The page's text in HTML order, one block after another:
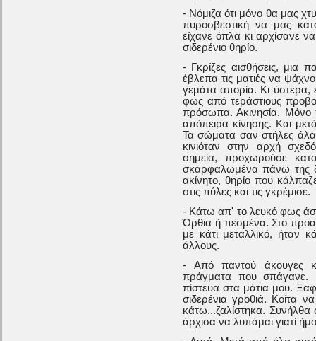
- Νόμιζα ότι μόνο θα μας
πυροσβεστική να μας
είχανε όπλα κι αρχίσανε
σιδερένιο θηρίο.
- Γκρίζες αισθήσεις, μια
έβλεπα τις ματιές να
γεμάτα απορία. Κι
φως από τεράστιους
πρόσωπα. Ακινησία. Μόνο
απόπειρα κίνησης. Και
Τα σώματα σαν στήλες
κινιόταν στην αρχή
σημεία, προχωρούσε
σκαρφαλωμένα πάνω της
ακίνητο, θηρίο που
στις πύλες και τις γκρέμισε.
- Κάτω απ' το λευκό φως
Όρθια ή πεσμένα. Στο
με κάτι μεταλλικό,
άλλους.
- Από παντού άκουγες
πράγματα που σπάγανε.
πίστευα στα μάτια μου.
σιδερένια γροθιά. Κοίτα
κάτω...ζαλίστηκα.
άρχισα να λυπάμαι γιατί